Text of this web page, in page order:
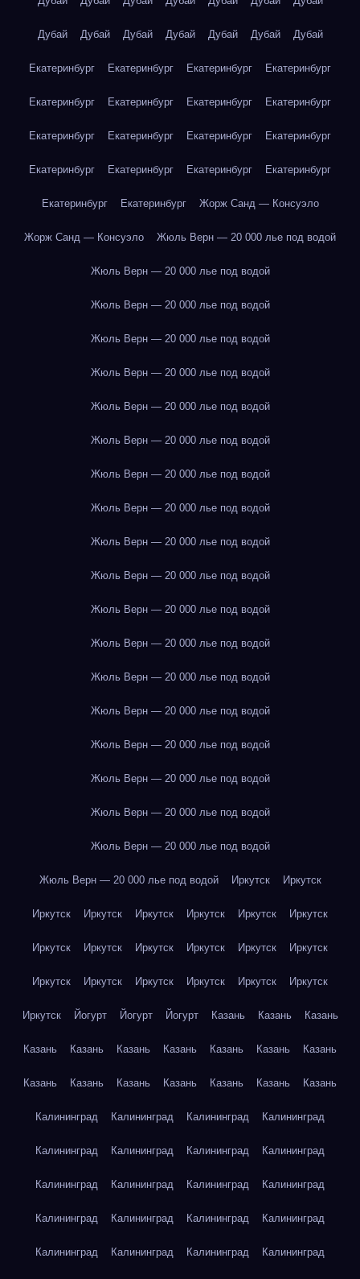
Дубай Дубай Дубай Дубай Дубай Дубай Дубай
Екатеринбург Екатеринбург Екатеринбург Екатеринбург
Екатеринбург Екатеринбург Екатеринбург Екатеринбург
Екатеринбург Екатеринбург Екатеринбург Екатеринбург
Екатеринбург Екатеринбург Екатеринбург Екатеринбург
Екатеринбург Екатеринбург Жорж Санд — Консуэло
Жорж Санд — Консуэло Жюль Верн — 20 000 лье под водой
Жюль Верн — 20 000 лье под водой
Жюль Верн — 20 000 лье под водой
Жюль Верн — 20 000 лье под водой
Жюль Верн — 20 000 лье под водой
Жюль Верн — 20 000 лье под водой
Жюль Верн — 20 000 лье под водой
Жюль Верн — 20 000 лье под водой
Жюль Верн — 20 000 лье под водой
Жюль Верн — 20 000 лье под водой
Жюль Верн — 20 000 лье под водой
Жюль Верн — 20 000 лье под водой
Жюль Верн — 20 000 лье под водой
Жюль Верн — 20 000 лье под водой
Жюль Верн — 20 000 лье под водой
Жюль Верн — 20 000 лье под водой
Жюль Верн — 20 000 лье под водой
Жюль Верн — 20 000 лье под водой
Жюль Верн — 20 000 лье под водой
Жюль Верн — 20 000 лье под водой Иркутск Иркутск
Иркутск Иркутск Иркутск Иркутск Иркутск Иркутск
Иркутск Иркутск Иркутск Иркутск Иркутск Иркутск
Иркутск Иркутск Иркутск Иркутск Иркутск Иркутск
Иркутск Йогурт Йогурт Йогурт Казань Казань Казань
Казань Казань Казань Казань Казань Казань Казань
Казань Казань Казань Казань Казань Казань Казань
Калининград Калининград Калининград Калининград
Калининград Калининград Калининград Калининград
Калининград Калининград Калининград Калининград
Калининград Калининград Калининград Калининград
Калининград Калининград Калининград Калининград